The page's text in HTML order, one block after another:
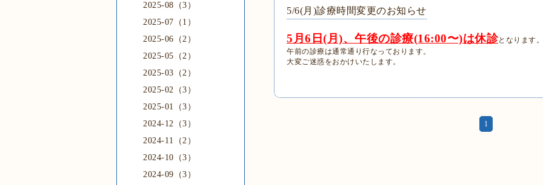
5/6(月)診療時間変更のお知らせ
5月6日(月)、午後の診療(16:00〜)は休診となります。
午前の診療は通常通り行なっております。
大変ご迷惑をおかけいたします。
1
2025-08（3）
2025-07（1）
2025-06（2）
2025-05（2）
2025-03（2）
2025-02（3）
2025-01（3）
2024-12（3）
2024-11（2）
2024-10（3）
2024-09（3）